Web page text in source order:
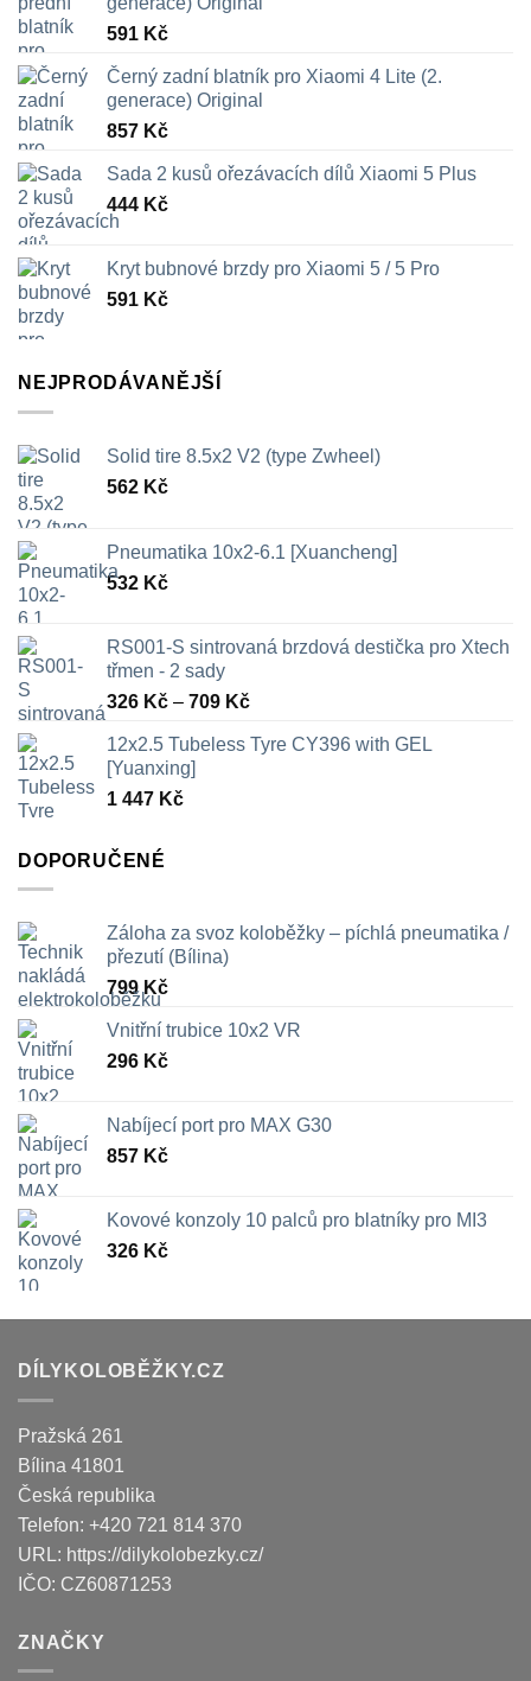
591 Kč
Černý zadní blatník pro Xiaomi 4 Lite (2.
generace) Original
857 Kč
Sada 2 kusů ořezávacích dílů Xiaomi 5 Plus
444 Kč
Kryt bubnové brzdy pro Xiaomi 5 / 5 Pro
591 Kč
NEJPRODÁVANĚJŠÍ
Solid tire 8.5x2 V2 (type Zwheel)
562 Kč
Pneumatika 10x2-6.1 [Xuancheng]
532 Kč
RS001-S sintrovaná brzdová destička pro Xtech
třmen - 2 sady
326 Kč – 709 KčRozpětí
326 Kč
12x2.5 Tubeless Tyre CY396 with GEL
[Yuanxing]
1 447 Kč
DOPORUČENÉ
Záloha za svoz koloběžky – píchlá pneumatika /
přezutí (Bílina)
799Kč
Vnitřní trubice 10x2 VR
296 Kč
Nabíjecí port pro MAX G30
857 Kč
Kovové konzoly 10 palců pro blatníky pro MI3
326 Kč
DÍLYKOLOBĚŽKY.CZ
Pražská 261
Bílina 41801
Česká republika
Telefon: +420 721 814 370
URL: https://dilykolobezky.cz/
IČO: CZ60871253
ZNAČKY